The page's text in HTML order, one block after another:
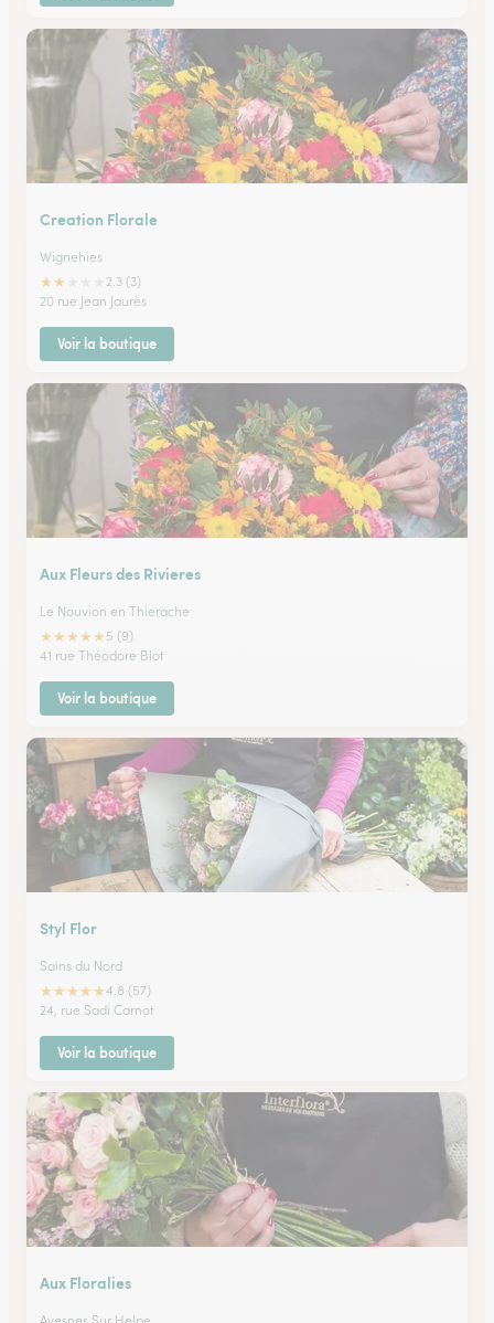
Creation Florale
Wignehies
★★
2.3 (3)
20 rue Jean Jaurès
Voir la boutique
Aux Fleurs des Rivieres
Le Nouvion en Thierache
★★★★★ 5 (9)
41 rue Théodore Blot
Voir la boutique
Styl Flor
Sains du Nord
★★★★★4.8 (57)
24, rue Sadi Carnot
Voir la boutique
Aux Floralies